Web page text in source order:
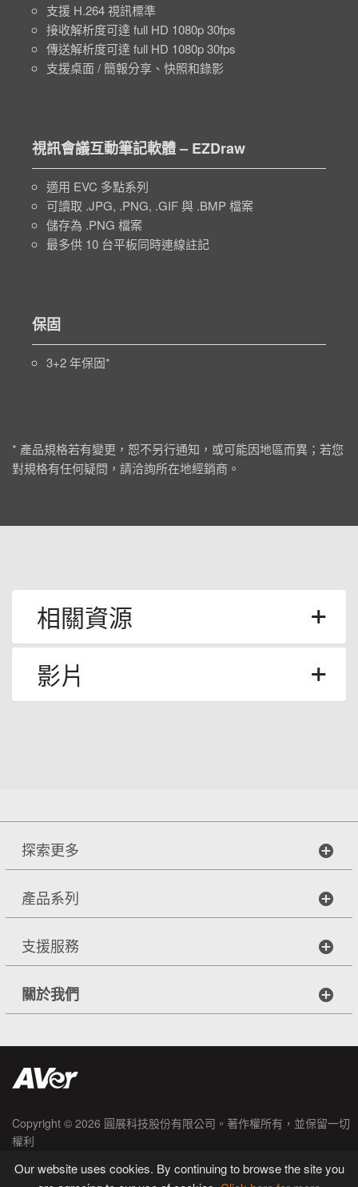
支援 H.264 視訊標準
接收解析度可達 full HD 1080p 30fps
傳送解析度可達 full HD 1080p 30fps
支援桌面 / 簡報分享、快照和錄影
視訊會議互動筆記軟體 – EZDraw
適用 EVC 多點系列
可讀取 .JPG, .PNG, .GIF 與 .BMP 檔案
儲存為 .PNG 檔案
最多供 10 台平板同時連線註記
保固
3+2 年保固*
* 產品規格若有變更，恕不另行通知，或可能因地區而異；若您
對規格有任何疑問，請洽詢所在地經銷商。
相關資源
影片
探索更多
產品系列
支援服務
關於我們
Copyright © 2026 圓展科技股份有限公司 。著作權所有，並保留一切
權利
網站導覽|隱私權條款
Our website uses cookies. By continuing to browse the site you